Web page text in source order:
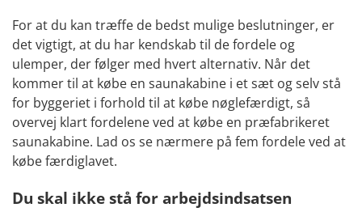
For at du kan træffe de bedst mulige beslutninger, er
det vigtigt, at du har kendskab til de fordele og
ulemper, der følger med hvert alternativ. Når det
kommer til at købe en saunakabine i et sæt og selv stå
for byggeriet i forhold til at købe nøglefærdigt, så
overvej klart fordelene ved at købe en præfabrikeret
saunakabine. Lad os se nærmere på fem fordele ved at
købe færdiglavet.
Du skal ikke stå for arbejdsindsatsen